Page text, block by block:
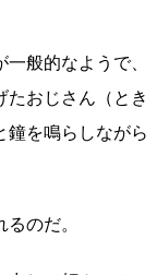
般的なようで、
たおじさん（とき
鐘を鳴らしながら
のだ。